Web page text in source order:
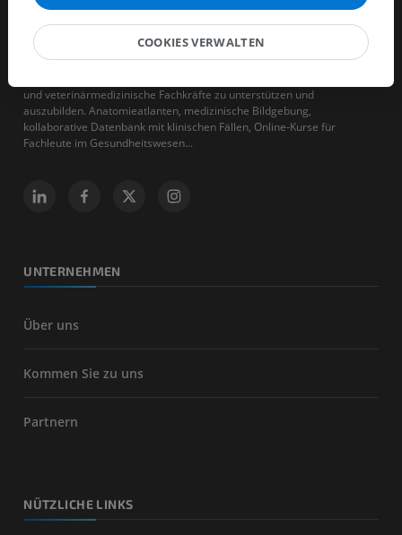
und veterinärmedizinische Fachkräfte zu unterstützen und
auszubilden. Anatomieatlanten, medizinische Bildgebung,
kollaborative Datenbank mit klinischen Fällen, Online-Kurse für
Fachleute im Gesundheitswesen...
UNTERNEHMEN
Über uns
Kommen Sie zu uns
Partnern
NÜTZLICHE LINKS
COOKIES VERWALTEN